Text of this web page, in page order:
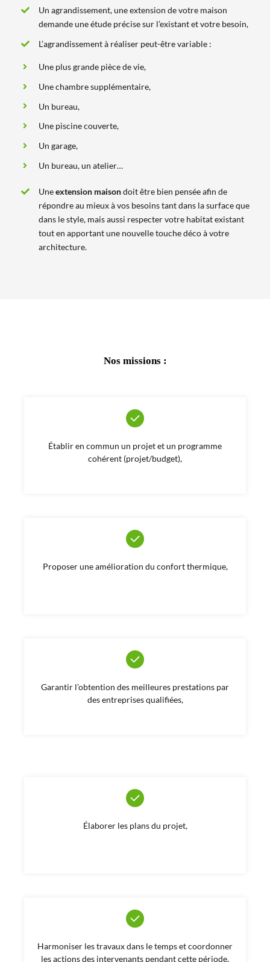
Un agrandissement, une extension de votre maison
demande une étude précise sur l’existant et votre besoin,
L’agrandissement à réaliser peut-être variable :
Une plus grande pièce de vie,
Une chambre supplémentaire,
Un bureau,
Une piscine couverte,
Un garage,
Un bureau, un atelier…
Uneextension maisondoit être bien pensée afin de
répondre au mieux à vos besoins tant dans la surface que
dans le style, mais aussi respecter votre habitat existant
tout en apportant une nouvelle touche déco à votre
architecture.
Nos missions :
Établir en commun un projet et un programme
cohérent (projet/budget),
Proposer une amélioration du confort thermique,
Garantir l’obtention des meilleures prestations par
des entreprises qualifiées,
Élaborer les plans du projet,
Harmoniser les travaux dans le temps et coordonner
les actions des intervenants pendant cette période,